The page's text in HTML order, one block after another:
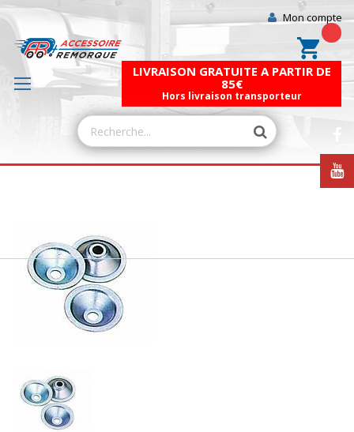
Mon compte
Mon
LIVRAISON GRATUITE A PARTIR DE
85€
Hors livraison transporteur
the